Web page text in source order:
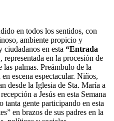
en todos los sentidos, con
ambiente propicio y
en esta “Entrada
, representada en la procesión de
las palmas. Preámbulo de la
escena espectacular. Niños,
desde la Iglesia de Sta. María a
a Jesús en esta Semana
tanta gente participando en esta
en brazos de sus padres en la